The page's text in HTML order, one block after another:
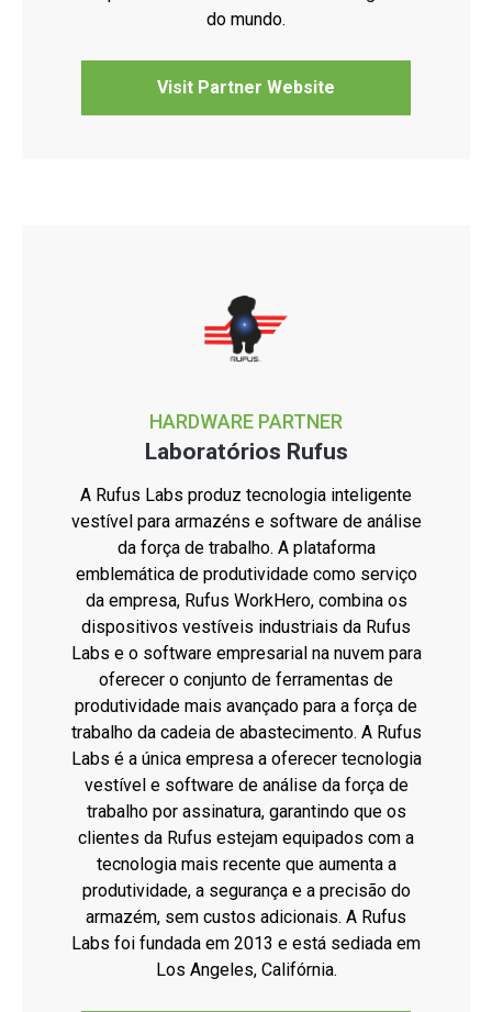
do mundo.
Visit Partner Website
HARDWARE PARTNER
Laboratórios Rufus
A Rufus Labs produz tecnologia inteligente
vestível para armazéns e software de análise
da força de trabalho. A plataforma
emblemática de produtividade como serviço
da empresa, Rufus WorkHero, combina os
dispositivos vestíveis industriais da Rufus
Labs e o software empresarial na nuvem para
oferecer o conjunto de ferramentas de
produtividade mais avançado para a força de
trabalho da cadeia de abastecimento. A Rufus
Labs é a única empresa a oferecer tecnologia
vestível e software de análise da força de
trabalho por assinatura, garantindo que os
clientes da Rufus estejam equipados com a
tecnologia mais recente que aumenta a
produtividade, a segurança e a precisão do
armazém, sem custos adicionais. A Rufus
Labs foi fundada em 2013 e está sediada em
Los Angeles, Califórnia.